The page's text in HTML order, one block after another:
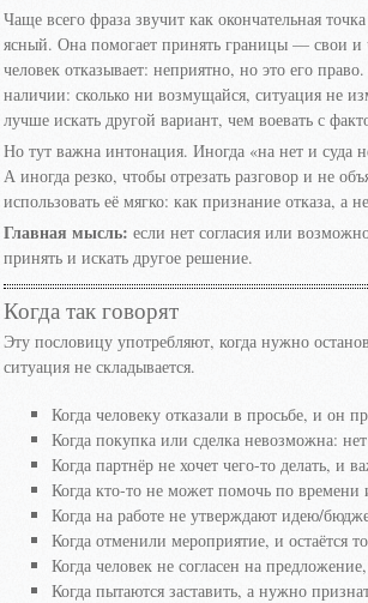
Чаще всего фраза звучит как окончательная
ясный. Она помогает принять границы — свои
человек отказывает: неприятно, но это его
наличии: сколько ни возмущайся, ситуация не
лучше искать другой вариант, чем воевать с
Но тут важна интонация. Иногда «на нет и суда
А иногда резко, чтобы отрезать разговор и не
использовать её мягко: как признание отказа, а
Главная мысль: если нет согласия или
принять и искать другое решение.
Когда так говорят
Эту пословицу употребляют, когда нужно
ситуация не складывается.
Когда человеку отказали в просьбе, и он
Когда покупка или сделка невозможна:
Когда партнёр не хочет чего-то делать, и
Когда кто-то не может помочь по
Когда на работе не утверждают идею/
Когда отменили мероприятие, и остаётся
Когда человек не согласен на
Когда пытаются заставить, а нужно